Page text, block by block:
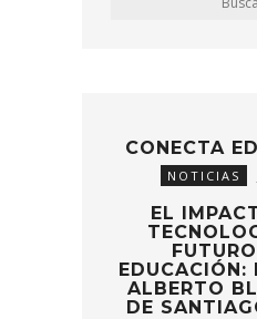
CONECTA
NOTICIAS
EL
EDUCACIÓN:
ALBERTO
DE